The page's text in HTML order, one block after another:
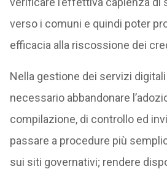
verso i comuni e quindi poter
efficacia alla riscossione dei
Nella gestione dei servizi
necessario abbandonare
compilazione, di controllo ed
passare a procedure più
sui siti governativi; rendere